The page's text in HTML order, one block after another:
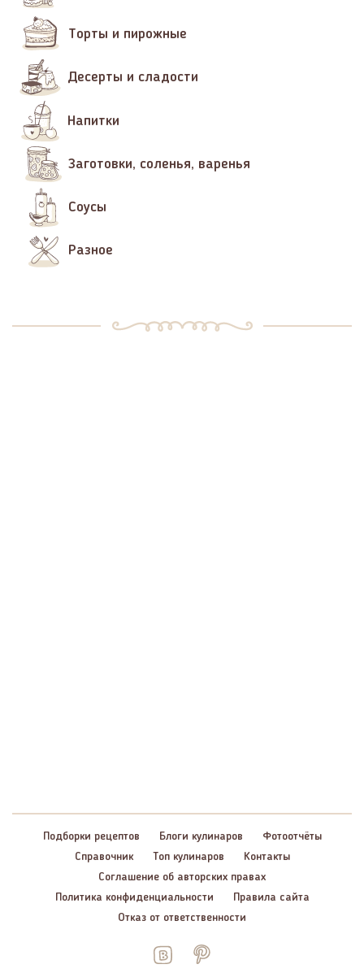
Торты и пирожные
Десерты и сладости
Напитки
Заготовки, соленья, варенья
Соусы
Разное
Подборки рецептов Блоги кулинаров
Фотоотчёты
Справочник
Топ кулинаров
Контакты
Соглашение об авторских правах
Политика конфиденциальности
Правила сайта
Отказ от ответственности